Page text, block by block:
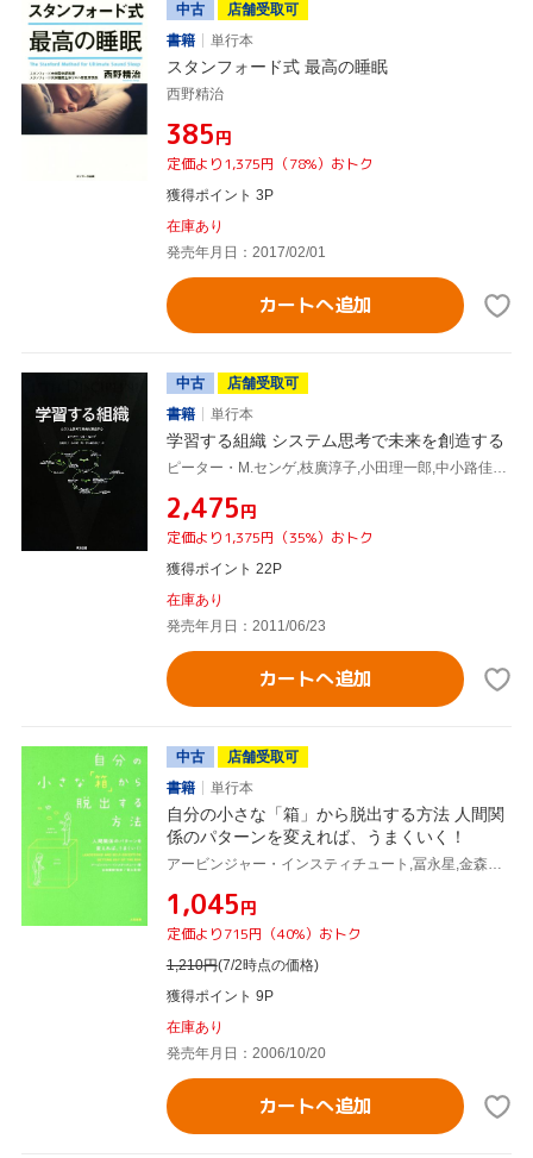
中古
店舗受取可
書籍
単行本
スタンフォード式 最高の睡眠
西野精治
¥385円
定価より1,375円（78%）おトク
獲得ポイント 3P
在庫あり
発売年月日：2017/02/01
カートへ追加
中古
店舗受取可
書籍
単行本
学習する組織 システム思考で未来を創造する
ピーター・M.センゲ,枝廣淳子,小田理一郎,中小路佳代子
¥2,475円
定価より1,375円（35%）おトク
獲得ポイント 22P
在庫あり
発売年月日：2011/06/23
カートへ追加
中古
店舗受取可
書籍
単行本
自分の小さな「箱」から脱出する方法 人間関
係のパターンを変えれば、うまくいく！
アービンジャー・インスティチュート,冨永星,金森重樹,
¥1,045円
定価より715円（40%）おトク
1,210円(7/2時点の価格)
獲得ポイント 9P
在庫あり
発売年月日：2006/10/20
カートへ追加